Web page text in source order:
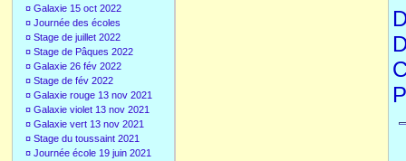
¤ Galaxie 15 oct 2022
¤ Journée des écoles
¤ Stage de juillet 2022
¤ Stage de Pâques 2022
¤ Galaxie 26 fév 2022
¤ Stage de fév 2022
¤ Galaxie rouge 13 nov 2021
¤ Galaxie violet 13 nov 2021
¤ Galaxie vert 13 nov 2021
¤ Stage du toussaint 2021
¤ Journée école 19 juin 2021